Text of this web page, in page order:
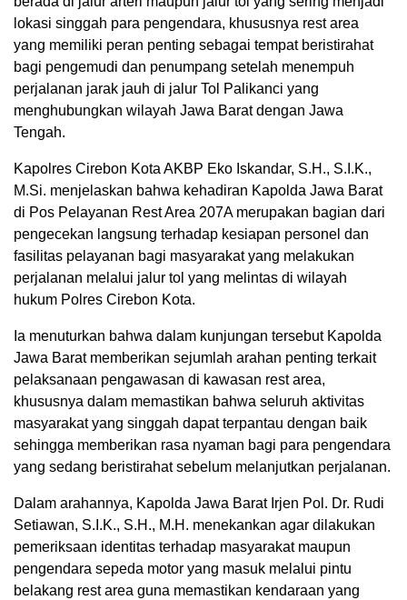
lokasi singgah para pengendara, khususnya rest area
yang memiliki peran penting sebagai tempat beristirahat
bagi pengemudi dan penumpang setelah menempuh
perjalanan jarak jauh di jalur Tol Palikanci yang
menghubungkan wilayah Jawa Barat dengan Jawa
Tengah.
Kapolres Cirebon Kota AKBP Eko Iskandar, S.H., S.I.K.,
M.Si. menjelaskan bahwa kehadiran Kapolda Jawa Barat
di Pos Pelayanan Rest Area 207A merupakan bagian dari
pengecekan langsung terhadap kesiapan personel dan
fasilitas pelayanan bagi masyarakat yang melakukan
perjalanan melalui jalur tol yang melintas di wilayah
hukum Polres Cirebon Kota.
Ia menuturkan bahwa dalam kunjungan tersebut Kapolda
Jawa Barat memberikan sejumlah arahan penting terkait
pelaksanaan pengawasan di kawasan rest area,
khususnya dalam memastikan bahwa seluruh aktivitas
masyarakat yang singgah dapat terpantau dengan baik
sehingga memberikan rasa nyaman bagi para pengendara
yang sedang beristirahat sebelum melanjutkan perjalanan.
Dalam arahannya, Kapolda Jawa Barat Irjen Pol. Dr. Rudi
Setiawan, S.I.K., S.H., M.H. menekankan agar dilakukan
pemeriksaan identitas terhadap masyarakat maupun
pengendara sepeda motor yang masuk melalui pintu
belakang rest area guna memastikan kendaraan yang